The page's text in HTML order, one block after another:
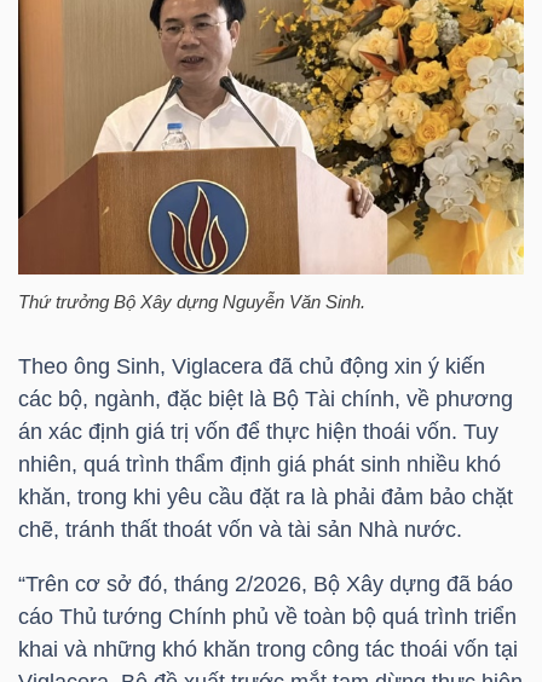
Thứ trưởng Bộ Xây dựng Nguyễn Văn Sinh.
Theo ông Sinh, Viglacera đã chủ động xin ý kiến
các bộ, ngành, đặc biệt là Bộ Tài chính, về phương
án xác định giá trị vốn để thực hiện thoái vốn. Tuy
nhiên, quá trình thẩm định giá phát sinh nhiều khó
khăn, trong khi yêu cầu đặt ra là phải đảm bảo chặt
chẽ, tránh thất thoát vốn và tài sản Nhà nước.
“Trên cơ sở đó, tháng 2/2026, Bộ Xây dựng đã báo
cáo Thủ tướng Chính phủ về toàn bộ quá trình triển
khai và những khó khăn trong công tác thoái vốn tại
DƯƠNG
CHÍNH
NHÂN
PHÂN
TÍCH